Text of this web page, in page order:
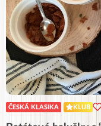
ČESKÁ KLASIKA KLUB